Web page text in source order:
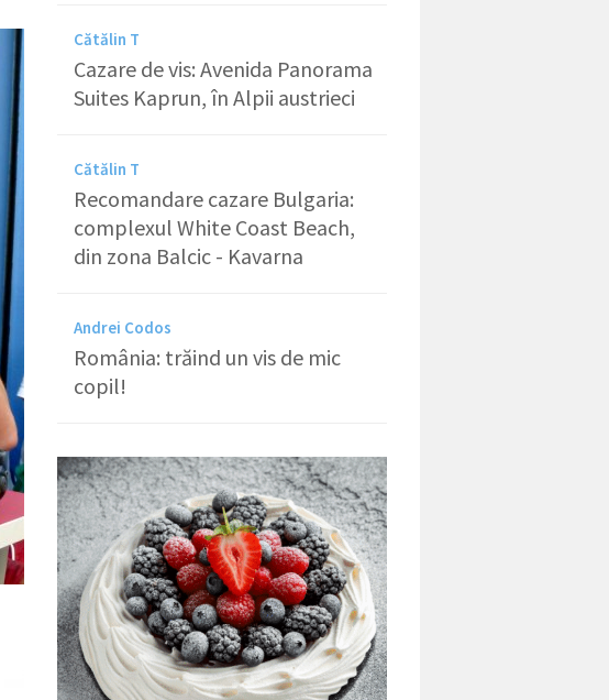
Cătălin T
Cazare de vis: Avenida Panorama
Suites Kaprun, în Alpii austrieci
Cătălin T
Recomandare cazare Bulgaria:
complexul White Coast Beach,
din zona Balcic - Kavarna
Andrei Codos
România: trăind un vis de mic
copil!